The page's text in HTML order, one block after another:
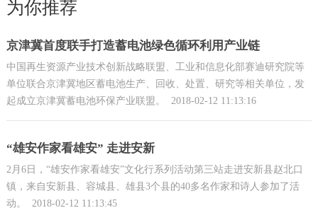
为你推荐
京津冀首度联手打造蓄电池绿色循环利用产业链
中国再生资源产业技术创新战略联盟、工业和信息化部赛迪研究院等
单位联合京津冀地区蓄电池生产、回收、处置、研究等相关单位，发
起成立京津冀蓄电池环保产业联盟。
2018-02-12 11:13:16
“雄安作家看雄安” 走进安新
2月6日，“雄安作家看雄安”文化行系列活动第三站走进安新县赵北口
镇，来自安新县、容城县、雄县3个县的40多名作家和诗人参加了活
动。
2018-02-12 11:13:45